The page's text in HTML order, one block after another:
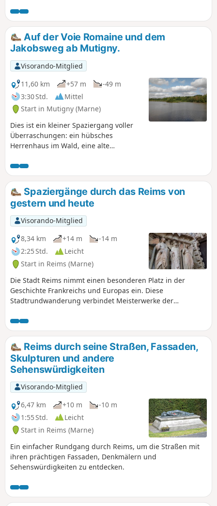
Auf der Voie Romaine und dem
Jakobsweg ab Mutigny.
Visorando-Mitglied
11,60 km
+57 m
-49 m
3:30 Std.
Mittel
Start in Mutigny (Marne)
Dies ist ein kleiner Spaziergang voller
Überraschungen: ein hübsches
Herrenhaus im Wald, eine alte
Campaniensis, dem Jakobsweg von
Rocroi nach Vézelay, auf dem man oft
Pilgern begegnet.
Spaziergänge durch das Reims von
gestern und heute
Visorando-Mitglied
8,34 km
+14 m
-14 m
2:25 Std.
Leicht
Start in Reims (Marne)
Die Stadt Reims nimmt einen besonderen Platz in der
Geschichte Frankreichs und Europas ein. Diese
Stadtrundwanderung verbindet Meisterwerke der
gotischen Kunst wie die Kathedrale Notre-Dame mit der für
den Wiederaufbau der Stadt nach dem Ersten Weltkrieg
charakteristischen Art-Déco-Architektur.
Reims durch seine Straßen, Fassaden,
Skulpturen und andere
Sehenswürdigkeiten
Visorando-Mitglied
6,47 km
+10 m
-10 m
1:55 Std.
Leicht
Start in Reims (Marne)
Ein einfacher Rundgang durch Reims, um die Straßen mit
ihren prächtigen Fassaden, Denkmälern und
Sehenswürdigkeiten zu entdecken.